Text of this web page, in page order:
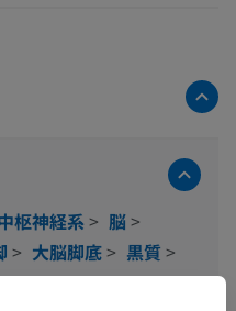
枢神経系> 脳>
> 大脳脚底> 黒質>